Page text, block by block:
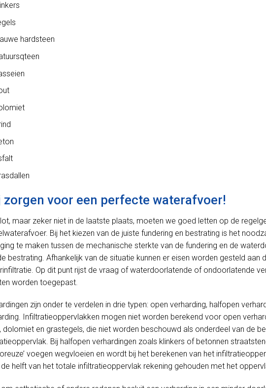
hardsteen
zorgen voor een perfecte waterafvoer!
maar zeker niet in de laatste plaats, moeten we goed letten op de
Bij het kiezen van de juiste fundering en bestrating is het
te maken tussen de mechanische sterkte van de fundering en de
bestrating. Afhankelijk van de situatie kunnen er eisen worden gesteld aan
Op dit punt rijst de vraag of waterdoorlatende of ondoorlatende
worden toegepast.
zijn onder te verdelen in drie typen: open verharding, halfopen
Infiltratieoppervlakken mogen niet worden berekend voor open
dolomiet en grastegels, die niet worden beschouwd als onderdeel van de
Bij halfopen verhardingen zoals klinkers of betonnen
voegen wegvloeien en wordt bij het berekenen van het
helft van het totale infiltratieoppervlak rekening gehouden met het